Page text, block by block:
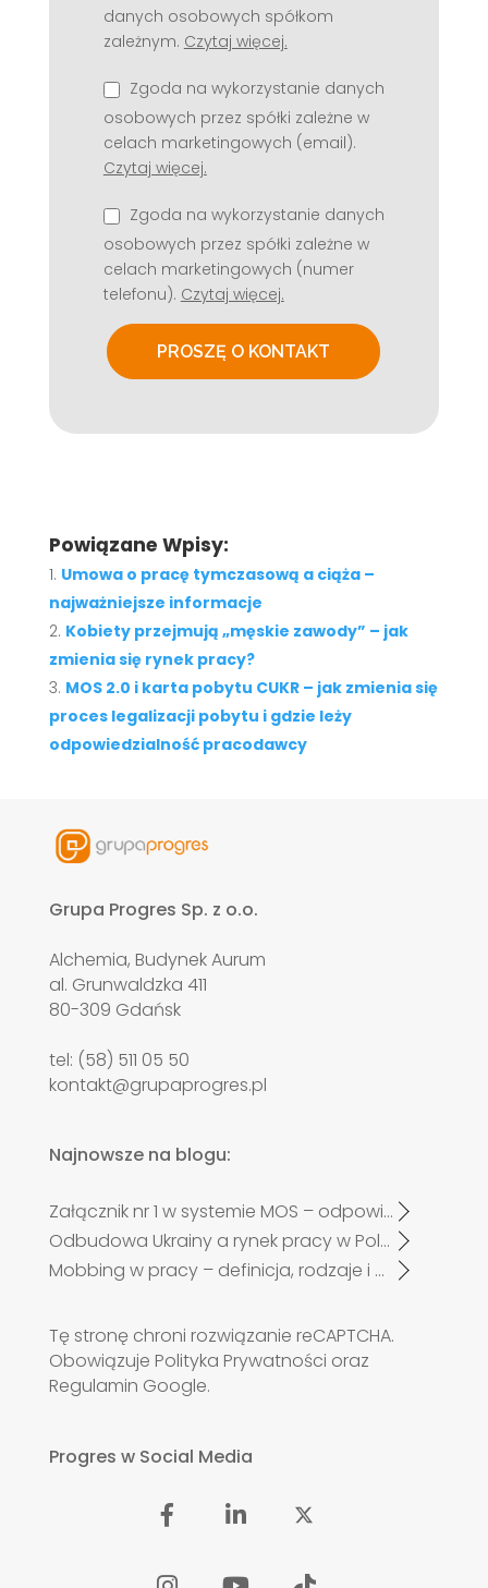
danych osobowych spółkom
zależnym. Czytaj więcej.
Zgoda na wykorzystanie danych
osobowych przez spółki zależne w
celach marketingowych (email).
Czytaj więcej.
Zgoda na wykorzystanie danych
osobowych przez spółki zależne w
celach marketingowych (numer
telefonu). Czytaj więcej.
Powiązane Wpisy:
Umowa o pracę tymczasową a ciąża –
najważniejsze informacje
Kobiety przejmują „męskie zawody” – jak
zmienia się rynek pracy?
MOS 2.0 i karta pobytu CUKR – jak zmienia się
proces legalizacji pobytu i gdzie leży
odpowiedzialność pracodawcy
Grupa Progres Sp. z o.o.
Alchemia, Budynek Aurum
al. Grunwaldzka 411
80-309 Gdańsk
tel: (58) 511 05 50
kontakt@grupaprogres.pl
Najnowsze na blogu:
Załącznik nr 1 w systemie MOS – odpowiadamy na najczęściej zadawane pytania pracodawców po zmianach od 27 kwietnia 2026 r.
Odbudowa Ukrainy a rynek pracy w Polsce. Czy zabraknie specjalistów?
Mobbing w pracy – definicja, rodzaje i przykłady
Tę stronę chroni rozwiązanie reCAPTCHA.
Obowiązuje Polityka Prywatności oraz
Regulamin Google.
Progres w Social Media